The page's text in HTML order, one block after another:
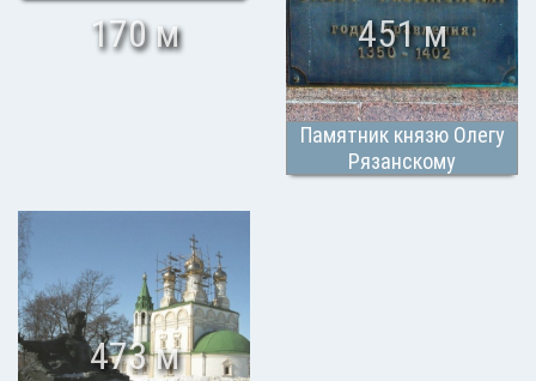
170 м
Памятник князю Олегу
Рязанскому
451 м
473 м